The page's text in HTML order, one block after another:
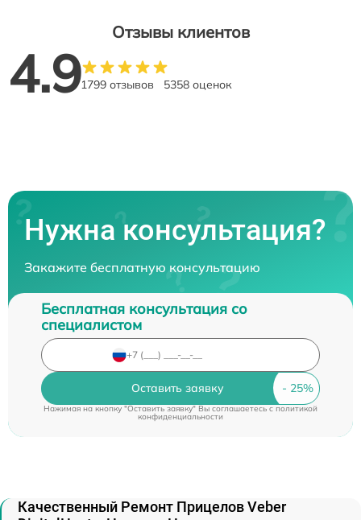
Отзывы клиентов
4.91799 отзывов 5358 оценок
Нужна консультация?
Закажите бесплатную консультацию
Бесплатная консультация со
специалистом
Оставить заявку
Нажимая на кнопку "Оставить заявку" Вы соглашаетесь cполитикой
конфиденциальности
Качественный Ремонт Прицелов Veber